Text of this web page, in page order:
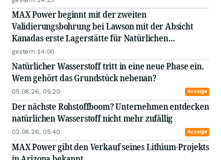
MAX Power beginnt mit der zweiten
Validierungsbohrung bei Lawson mit der Absicht
Kanadas erste Lagerstätte für Natürlichen
Wasserstoff besser zu lokalisieren
gestern 14:00
Natürlicher Wasserstoff tritt in eine neue Phase ein.
Wem gehört das Grundstück nebenan?
05.08.26, 05:20 Anzeige
Der nächste Rohstoffboom? Unternehmen entdecken
natürlichen Wasserstoff nicht mehr zufällig
02.08.26, 05:40 Anzeige
MAX Power gibt den Verkauf seines Lithium-Projekts